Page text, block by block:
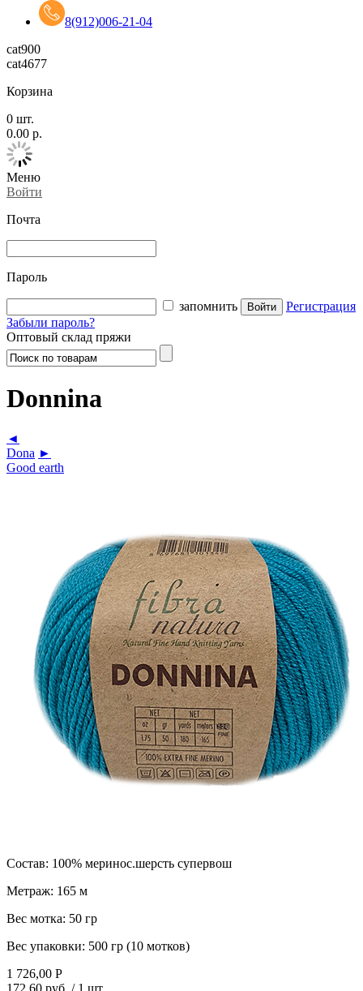
8(912)006-21-04
cat900
cat4677
Корзина
0 шт.
0.00 р.
Меню
Войти
Почта
Пароль
запомнить
Регистрация
Забыли пароль?
Оптовый склад пряжи
Donnina
◄
Dona ►
Good earth
Состав: 100% меринос.шерсть супервош
Метраж: 165 м
Вес мотка: 50 гр
Вес упаковки: 500 гр (10 мотков)
1 726,00 Р
172,60 руб. / 1 шт.